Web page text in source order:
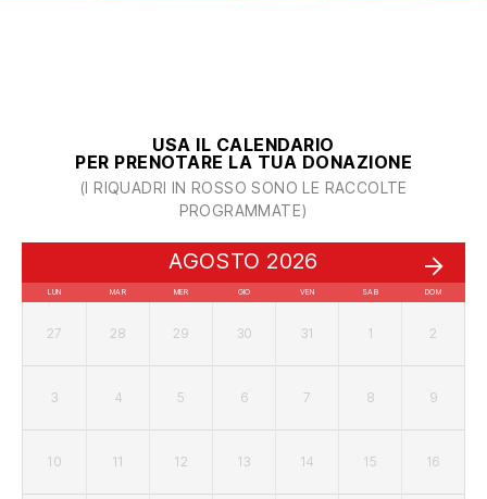
USA IL CALENDARIO
PER PRENOTARE LA TUA DONAZIONE
(I RIQUADRI IN ROSSO SONO LE RACCOLTE
PROGRAMMATE)
AGOSTO 2026
LUN MAR MER GIO VEN SAB DOM
27 28 29 30 31 1 2
3 4 5 6 7 8 9
10 11 12 13 14 15 16